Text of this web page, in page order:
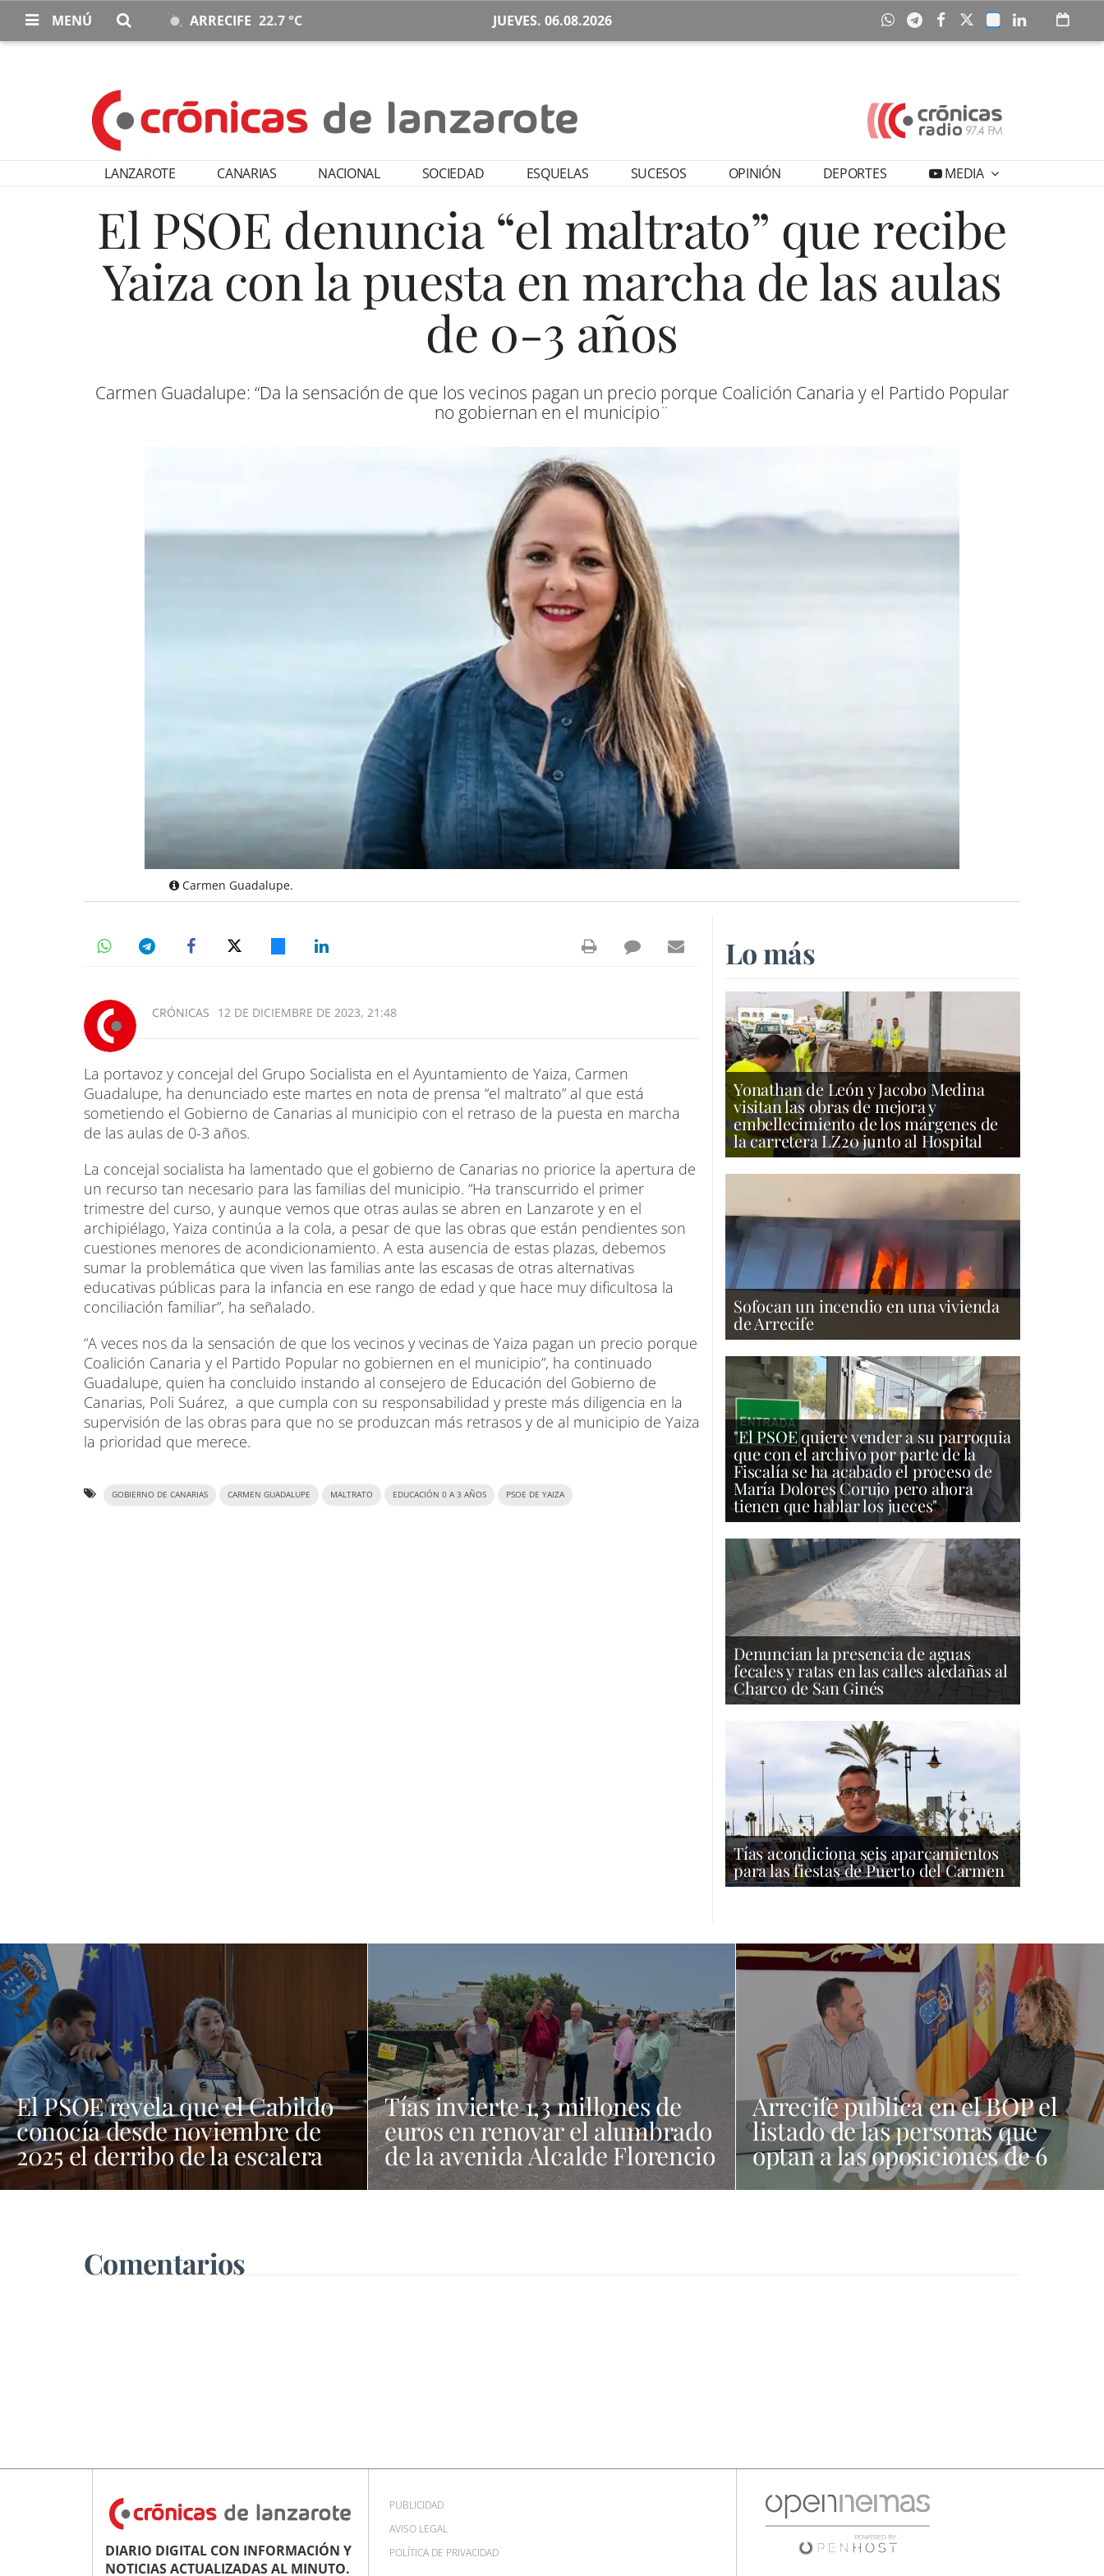
MENÚ ARRECIFE 22.7 °C JUEVES. 06.08.2026
LANZAROTE CANARIAS NACIONAL SOCIEDAD ESQUELAS SUCESOS OPINIÓN DEPORTES MEDIA
El PSOE denuncia “el maltrato” que recibe
Yaiza con la puesta en marcha de las aulas
de 0-3 años
Carmen Guadalupe: “Da la sensación de que los vecinos pagan un precio porque Coalición Canaria y el Partido Popular
no gobiernan en el municipio¨
Carmen Guadalupe.
CRÓNICAS 12 DE DICIEMBRE DE 2023, 21:48
La portavoz y concejal del Grupo Socialista en el Ayuntamiento de Yaiza, Carmen
Guadalupe, ha denunciado este martes en nota de prensa “el maltrato” al que está
sometiendo el Gobierno de Canarias al municipio con el retraso de la puesta en marcha
de las aulas de 0-3 años.
La concejal socialista ha lamentado que el gobierno de Canarias no priorice la apertura de
un recurso tan necesario para las familias del municipio. “Ha transcurrido el primer
trimestre del curso, y aunque vemos que otras aulas se abren en Lanzarote y en el
archipiélago, Yaiza continúa a la cola, a pesar de que las obras que están pendientes son
cuestiones menores de acondicionamiento. A esta ausencia de estas plazas, debemos
sumar la problemática que viven las familias ante las escasas de otras alternativas
educativas públicas para la infancia en ese rango de edad y que hace muy dificultosa la
conciliación familiar”, ha señalado.
“A veces nos da la sensación de que los vecinos y vecinas de Yaiza pagan un precio porque
Coalición Canaria y el Partido Popular no gobiernen en el municipio”, ha continuado
Guadalupe, quien ha concluido instando al consejero de Educación del Gobierno de
Canarias, Poli Suárez, a que cumpla con su responsabilidad y preste más diligencia en la
supervisión de las obras para que no se produzcan más retrasos y de al municipio de Yaiza
la prioridad que merece.
GOBIERNO DE CANARIAS CARMEN GUADALUPE MALTRATO EDUCACIÓN 0 A 3 AÑOS PSOE DE YAIZA
Lo más
Yonathan de León y Jacobo Medina
visitan las obras de mejora y
embellecimiento de los márgenes de
la carretera LZ20 junto al Hospital
Sofocan un incendio en una vivienda
de Arrecife
"El PSOE quiere vender a su parroquia
que con el archivo por parte de la
Fiscalía se ha acabado el proceso de
María Dolores Corujo pero ahora
tienen que hablar los jueces"
Denuncian la presencia de aguas
fecales y ratas en las calles aledañas al
Charco de San Ginés
Tías acondiciona seis aparcamientos
para las fiestas de Puerto del Carmen
El PSOE revela que el Cabildo
conocía desde noviembre de
2025 el derribo de la escalera
de El Golfo
Tías invierte 1,3 millones de
euros en renovar el alumbrado
de la avenida Alcalde Florencio
Suárez y 31 calles aledañas
Arrecife publica en el BOP el
listado de las personas que
optan a las oposiciones de 6
plazas de trabajadores sociales
Comentarios
DIARIO DIGITAL CON INFORMACIÓN Y
NOTICIAS ACTUALIZADAS AL MINUTO.
PUBLICIDAD
AVISO LEGAL
POLÍTICA DE PRIVACIDAD